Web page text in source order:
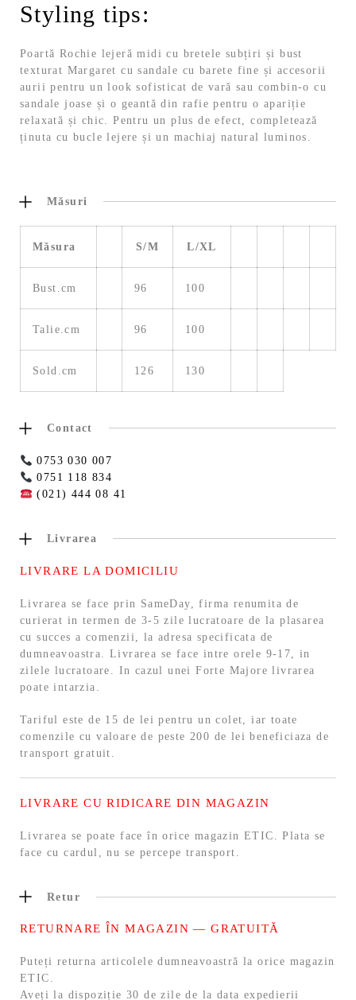
Styling tips:
Poartă Rochie lejeră midi cu bretele subțiri și bust
texturat Margaret cu sandale cu barete fine și accesorii
aurii pentru un look sofisticat de vară sau combin-o cu
sandale joase și o geantă din rafie pentru o apariție
relaxată și chic. Pentru un plus de efect, completează
ținuta cu bucle lejere și un machiaj natural luminos.
Măsuri
Măsura S/M L/XL
Bust.cm 96 100
Talie.cm 96 100
Sold.cm 126 130
Contact
0753 030 007
0751 118 834
(021) 444 08 41
Livrarea
LIVRARE LA DOMICILIU
Livrarea se face prin SameDay, firma renumita de
curierat in termen de 3-5 zile lucratoare de la plasarea
cu succes a comenzii, la adresa specificata de
dumneavoastra. Livrarea se face intre orele 9-17, in
zilele lucratoare. In cazul unei Forte Majore livrarea
poate intarzia.
Tariful este de 15 de lei pentru un colet, iar toate
comenzile cu valoare de peste 200 de lei beneficiaza de
transport gratuit.
LIVRARE CU RIDICARE DIN MAGAZIN
Livrarea se poate face în orice magazin ETIC. Plata se
face cu cardul, nu se percepe transport.
Retur
RETURNARE ÎN MAGAZIN — GRATUITĂ
Puteți returna articolele dumneavoastră la orice magazin
ETIC.
Aveți la dispoziție 30 de zile de la data expedierii